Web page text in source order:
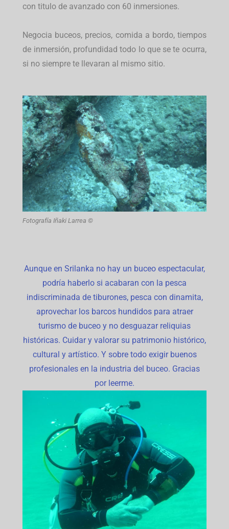
con titulo de avanzado con 60 inmersiones.
Negocia buceos, precios, comida a bordo, tiempos
de inmersión, profundidad todo lo que se te ocurra,
si no siempre te llevaran al mismo sitio.
Fotografía Iñaki Larrea ©
Aunque en Srilanka no hay un buceo espectacular,
podría haberlo si acabaran con la pesca
indiscriminada de tiburones, pesca con dinamita,
aprovechar los barcos hundidos para atraer
turismo de buceo y no desguazar reliquias
históricas. Cuidar y valorar su patrimonio histórico,
cultural y artístico. Y sobre todo exigir buenos
profesionales en la industria del buceo. Gracias
por leerme.